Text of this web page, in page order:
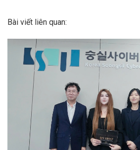
Bài viết liên quan: